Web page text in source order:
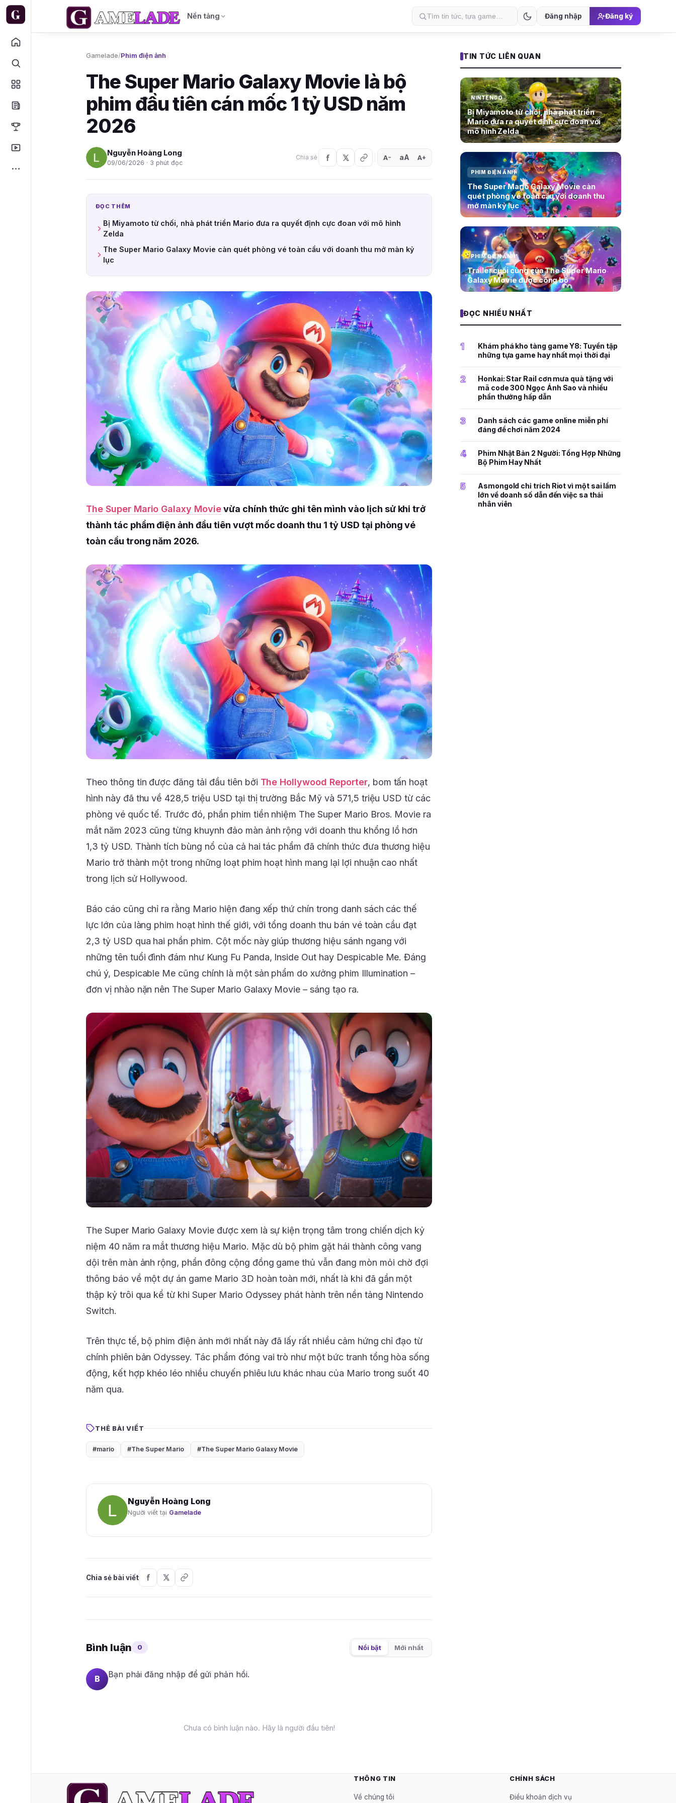
Nền tảng Đăng nhập Đăng ký
Gamelade/Phim điện ảnh
The Super Mario Galaxy Movie là bộ
phim đầu tiên cán mốc 1 tỷ USD năm
2026
Nguyễn Hoàng Long
09/06/2026 · 3 phút đọc
Chia sẻ A− aA A+
ĐỌC THÊM
Bị Miyamoto từ chối, nhà phát triển Mario đưa ra quyết định cực đoan với mô hình
Zelda
The Super Mario Galaxy Movie càn quét phòng vé toàn cầu với doanh thu mở màn kỷ
lục
The Super Mario Galaxy Movievừa chính thức ghi tên mình vào lịch sử khi trở
thành tác phẩm điện ảnh đầu tiên vượt mốc doanh thu 1 tỷ USD tại phòng vé
toàn cầu trong năm 2026.
Theo thông tin được đăng tải đầu tiên bởi The Hollywood Reporter, bom tấn hoạt
hình này đã thu về 428,5 triệu USD tại thị trường Bắc Mỹ và 571,5 triệu USD từ các
phòng vé quốc tế. Trước đó, phần phim tiền nhiệm The Super Mario Bros. Movie ra
mắt năm 2023 cũng từng khuynh đảo màn ảnh rộng với doanh thu khổng lồ hơn
1,3 tỷ USD. Thành tích bùng nổ của cả hai tác phẩm đã chính thức đưa thương hiệu
Mario trở thành một trong những loạt phim hoạt hình mang lại lợi nhuận cao nhất
trong lịch sử Hollywood.
Báo cáo cũng chỉ ra rằng Mario hiện đang xếp thứ chín trong danh sách các thế
lực lớn của làng phim hoạt hình thế giới, với tổng doanh thu bán vé toàn cầu đạt
2,3 tỷ USD qua hai phần phim. Cột mốc này giúp thương hiệu sánh ngang với
những tên tuổi đình đám như Kung Fu Panda, Inside Out hay Despicable Me. Đáng
chú ý, Despicable Me cũng chính là một sản phẩm do xưởng phim Illumination –
đơn vị nhào nặn nên The Super Mario Galaxy Movie – sáng tạo ra.
The Super Mario Galaxy Movie được xem là sự kiện trọng tâm trong chiến dịch kỷ
niệm 40 năm ra mắt thương hiệu Mario. Mặc dù bộ phim gặt hái thành công vang
dội trên màn ảnh rộng, phần đông cộng đồng game thủ vẫn đang mòn mỏi chờ đợi
thông báo về một dự án game Mario 3D hoàn toàn mới, nhất là khi đã gần một
thập kỷ trôi qua kể từ khi Super Mario Odyssey phát hành trên nền tảng Nintendo
Switch.
Trên thực tế, bộ phim điện ảnh mới nhất này đã lấy rất nhiều cảm hứng chỉ đạo từ
chính phiên bản Odyssey. Tác phẩm đóng vai trò như một bức tranh tổng hòa sống
động, kết hợp khéo léo nhiều chuyến phiêu lưu khác nhau của Mario trong suốt 40
năm qua.
THẺ BÀI VIẾT
#mario #The Super Mario #The Super Mario Galaxy Movie
Nguyễn Hoàng Long
Người viết tại Gamelade
Chia sẻ bài viết
Bình luận 0 Nổi bật Mới nhất
B Bạn phải đăng nhập để gửi phản hồi.
Chưa có bình luận nào. Hãy là người đầu tiên!
TIN TỨC LIÊN QUAN
NINTENDO
Bị Miyamoto từ chối, nhà phát triển
Mario đưa ra quyết định cực đoan với
mô hình Zelda
PHIM ĐIỆN ẢNH
The Super Mario Galaxy Movie càn
quét phòng vé toàn cầu với doanh thu
mở màn kỷ lục
PHIM ĐIỆN ẢNH
Trailer cuối cùng của The Super Mario
Galaxy Movie được công bố
ĐỌC NHIỀU NHẤT
1
Khám phá kho tàng game Y8: Tuyển tập
những tựa game hay nhất mọi thời đại
2
Honkai: Star Rail cơn mưa quà tặng với
mã code 300 Ngọc Ánh Sao và nhiều
phần thưởng hấp dẫn
3
Danh sách các game online miễn phí
đáng để chơi năm 2024
4
Phim Nhật Bản 2 Người: Tổng Hợp Những
Bộ Phim Hay Nhất
5
Asmongold chỉ trích Riot vì một sai lầm
lớn về doanh số dẫn đến việc sa thải
nhân viên
THÔNG TIN
Về chúng tôi
CHÍNH SÁCH
Điều khoản dịch vụ